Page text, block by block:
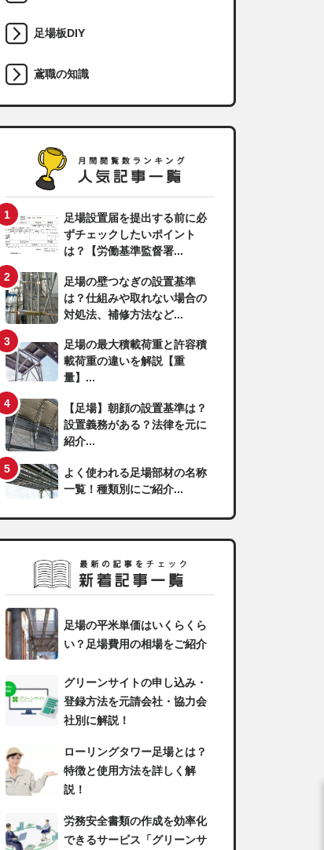
足場板DIY
鳶職の知識
足場設置届を提出する前に必
ずチェックしたいポイント
は？【労働基準監督署...
足場の壁つなぎの設置基準
は？仕組みや取れない場合の
対処法、補修方法など...
足場の最大積載荷重と許容積
載荷重の違いを解説【重
量】...
【足場】朝顔の設置基準は？
設置義務がある？法律を元に
紹介...
よく使われる足場部材の名称
一覧！種類別にご紹介...
足場の平米単価はいくらくら
い？足場費用の相場をご紹介
グリーンサイトの申し込み・
登録方法を元請会社・協力会
社別に解説！
ローリングタワー足場とは？
特徴と使用方法を詳しく解
説！
労務安全書類の作成を効率化
できるサービス「グリーンサ